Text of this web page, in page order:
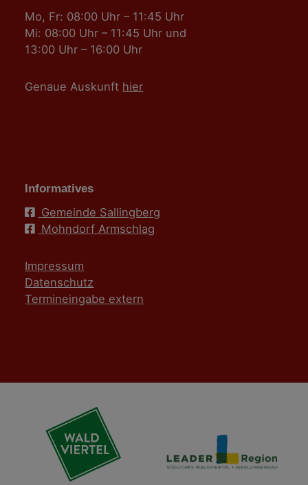
Mo, Fr: 08:00 Uhr – 11:45 Uhr
Mi: 08:00 Uhr – 11:45 Uhr und
13:00 Uhr – 16:00 Uhr
Genaue Auskunft hier
Informatives
Gemeinde Sallingberg
Mohndorf Armschlag
Impressum
Datenschutz
Termineingabe extern